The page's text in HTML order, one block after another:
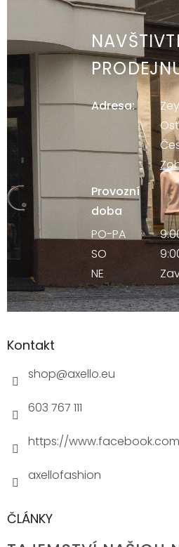
Adresa:
Provozní
doba
PO-PA
SO
NE
Kontakt
shop@axello.eu
603 767 111
https://
axellofashion
ČLÁNKY